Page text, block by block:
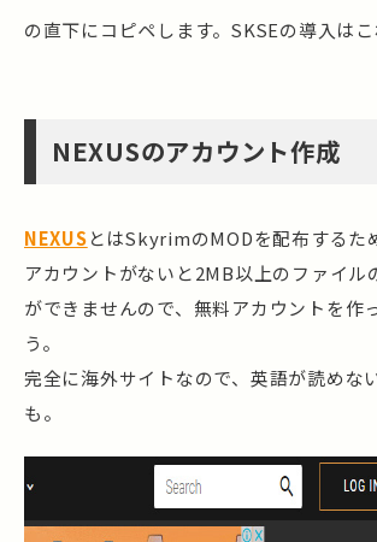
の直下にコピペします。SKSEの導入はこ
NEXUSのアカウント作成
NEXUSとはSkyrimのMODを配布するた
アカウントがないと2MB以上のファイル
ができませんので、無料アカウントを作
う。
完全に海外サイトなので、英語が読めな
も。